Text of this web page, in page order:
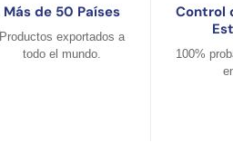
Más de 50 Países
Productos exportados a
todo el mundo.
Control
100%